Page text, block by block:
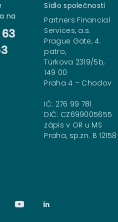
na
Sídlo společnosti
Partners Financial
Services, a.s.
Prague Gate, 4.
patro,
Türkova 2319/5b,
149 00
Praha 4 – Chodov
IČ: 276 99 781
DIČ: CZ699005655
zápis v OR u MS
Praha, sp.zn. B 12158